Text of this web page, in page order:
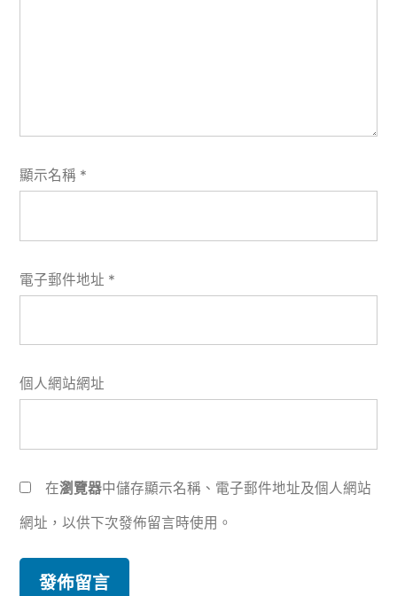
顯示名稱 *
電子郵件地址 *
個人網站網址
在瀏覽器中儲存顯示名稱、電子郵件地址及個人網站
網址，以供下次發佈留言時使用。